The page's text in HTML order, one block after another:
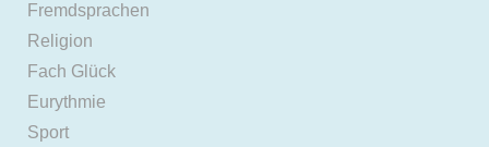
Fremdsprachen
Religion
Fach Glück
Eurythmie
Sport